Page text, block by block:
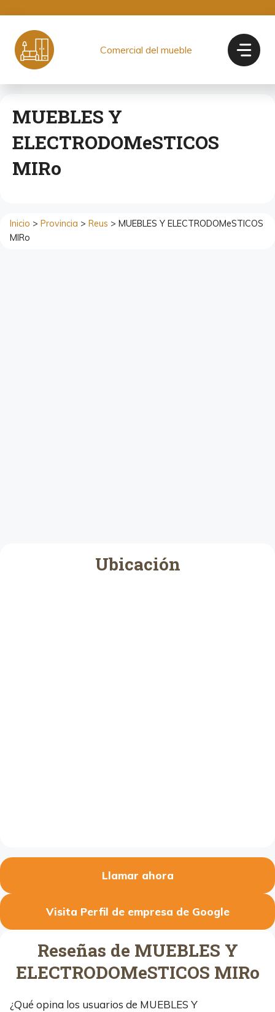
contenido
Comercial del mueble
MUEBLES Y
ELECTRODOMeSTICOS
MIRo
Inicio > Provincia > Reus > MUEBLES Y ELECTRODOMeSTICOS
MIRo
Ubicación
Llamar ahora
Visita Perfil de empresa de Google
Reseñas de MUEBLES Y
ELECTRODOMeSTICOS MIRo
¿Qué opina los usuarios de MUEBLES Y